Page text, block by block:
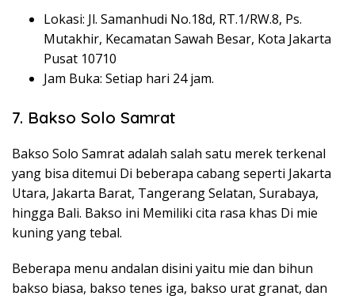
Lokasi: Jl. Samanhudi No.18d, RT.1/RW.8, Ps.
Mutakhir, Kecamatan Sawah Besar, Kota Jakarta
Pusat 10710
Jam Buka: Setiap hari 24 jam.
7. Bakso Solo Samrat
Bakso Solo Samrat adalah salah satu merek terkenal
yang bisa ditemui Di beberapa cabang seperti Jakarta
Utara, Jakarta Barat, Tangerang Selatan, Surabaya,
hingga Bali. Bakso ini Memiliki cita rasa khas Di mie
kuning yang tebal.
Beberapa menu andalan disini yaitu mie dan bihun
bakso biasa, bakso tenes iga, bakso urat granat, dan